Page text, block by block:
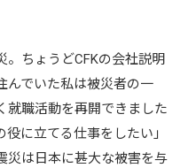
ちょうどCFKの会社説明
んでいた私は被災者の一
就職活動を再開できました
に立てる仕事をしたい」
災は日本に甚大な被害を与